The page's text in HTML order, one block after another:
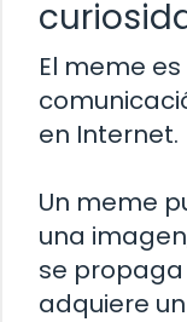
El meme
en Internet.
Un meme
una
se
adquiere